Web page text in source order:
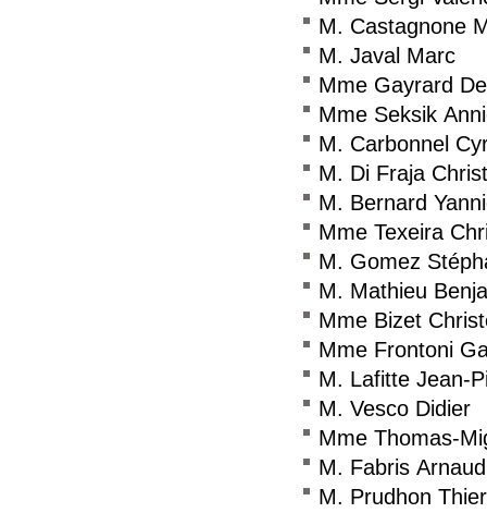
M. Castagnone
M. Javal Marc
Mme Gayrard
Mme Seksik
M. Carbonnel
M. Di Fraja
M. Bernard
Mme Texeira
M. Gomez
M. Mathieu
Mme Bizet
Mme Frontoni
M. Lafitte Jean-
M. Vesco Didier
Mme Thomas-
M. Fabris Arnaud
M. Prudhon